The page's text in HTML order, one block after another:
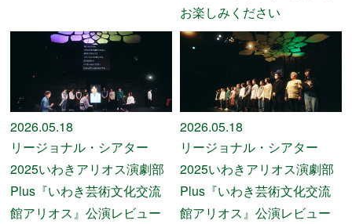
ネーミングライツ・パートナー
お楽しみください
2026.05.18
リージョナル・シアター
2025いわきアリオス演劇部
Plus『いわき芸術文化交流
館アリオス』公演レビュー
2026.05.18
リージョナル・シアター
2025いわきアリオス演劇部
Plus『いわき芸術文化交流
館アリオス』公演レビュー